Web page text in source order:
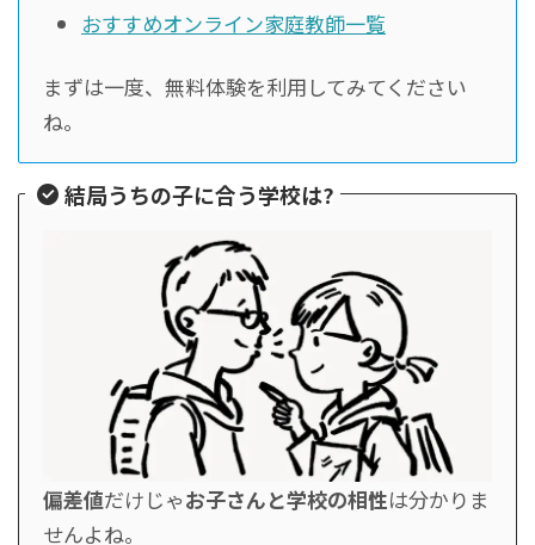
おすすめオンライン家庭教師一覧
まずは一度、無料体験を利用してみてください
ね。
結局うちの子に合う学校は?
偏差値だけじゃお子さんと学校の相性は分かりま
せんよね。